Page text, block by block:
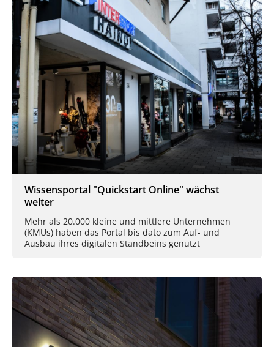
Wissensportal "Quickstart Online" wächst
weiter
Mehr als 20.000 kleine und mittlere Unternehmen
(KMUs) haben das Portal bis dato zum Auf- und
Ausbau ihres digitalen Standbeins genutzt